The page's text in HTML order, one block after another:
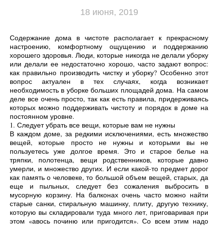
18 июня, 2019
Содержание дома в чистоте располагает к прекрасному
настроению, комфортному ощущению и поддержанию
хорошего здоровья. Люди, которые никогда не делали уборку
или делали ее недостаточно хорошо, часто задают вопрос:
как правильно производить чистку и уборку? Особенно этот
вопрос актуален в тех случаях, когда возникает
необходимость в уборке больших площадей дома. На самом
деле все очень просто, так как есть правила, придерживаясь
которых можно поддерживать чистоту и порядок в доме на
постоянном уровне.
1. Следует убрать все вещи, которые вам не нужны
В каждом доме, за редкими исключениями, есть множество
вещей, которые просто не нужны и которыми вы не
пользуетесь уже долгое время. Это и старое белье на
тряпки, полотенца, вещи родственников, которые давно
умерли, и множество других. И если какой-то предмет дорог
как память о человеке, то большой объем вещей, старых, да
еще и пыльных, следует без сожаления выбросить в
мусорную корзину. На балконах очень часто можно найти
старые санки, стиральную машинку, плиту, другую технику,
которую вы складировали туда много лет, приговаривая при
этом «авось починю или пригодится». Со всем этим надо